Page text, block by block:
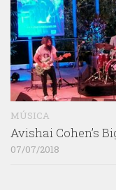
MÚSICA
Avishai Cohen’s
07/07/2018